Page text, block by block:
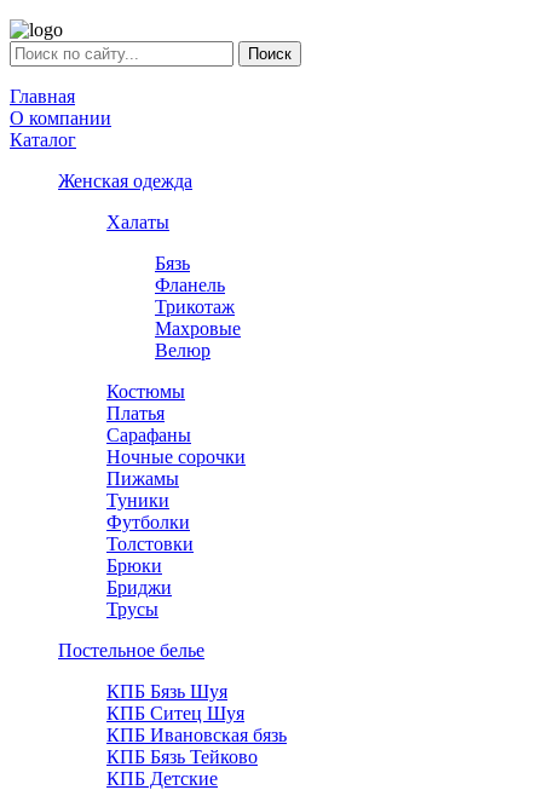
Главная
О компании
Каталог
Женская одежда
Халаты
Бязь
Фланель
Трикотаж
Махровые
Велюр
Костюмы
Платья
Сарафаны
Ночные сорочки
Пижамы
Туники
Футболки
Толстовки
Брюки
Бриджи
Трусы
Постельное белье
КПБ Бязь Шуя
КПБ Ситец Шуя
КПБ Ивановская бязь
КПБ Бязь Тейково
КПБ Детские